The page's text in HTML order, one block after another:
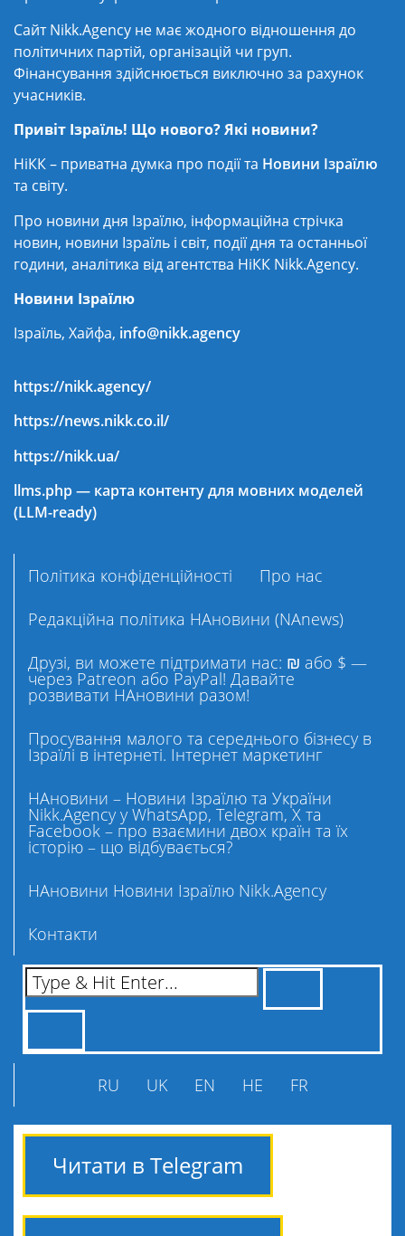
Сайт Nikk.Agency не має жодного відношення до
політичних партій, організацій чи груп.
Фінансування здійснюється виключно за рахунок
учасників.
Привіт Ізраїль! Що нового? Які новини?
НіКК – приватна думка про події та Новини Ізраїлю
та світу.
Про новини дня Ізраїлю, інформаційна стрічка
новин, новини Ізраїль і світ, події дня та останньої
години, аналітика від агентства НіКК Nikk.Agency.
Новини Ізраїлю
Ізраїль, Хайфа, info@nikk.agency
https://nikk.agency/
https://news.nikk.co.il/
https://nikk.ua/
llms.php — карта контенту для мовних моделей
(LLM-ready)
Політика конфіденційності
Про нас
Редакційна політика НАновини (NAnews)
Друзі, ви можете підтримати нас: ₪ або $ —
через Patreon або PayPal! Давайте
розвивати НАновини разом!
Просування малого та середнього бізнесу в
Ізраїлі в інтернеті. Інтернет маркетинг
НАновини – Новини Ізраїлю та України
Nikk.Agency у WhatsApp, Telegram, X та
Facebook – про взаємини двох країн та їх
історію – що відбувається?
НАновини Новини Ізраїлю Nikk.Agency
Контакти
RU UK EN HE FR
Читати в Telegram